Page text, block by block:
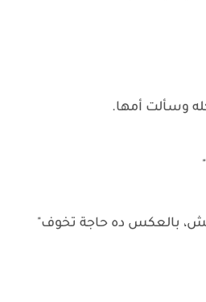
وسألت أمها.
بالعكس ده حاجة تخوف"